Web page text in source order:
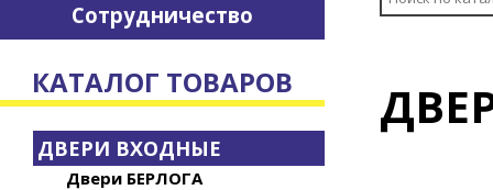
Сотрудничество
КАТАЛОГ ТОВАРОВ
ДВЕРИ ВХОДНЫЕ
Двери БЕРЛОГА